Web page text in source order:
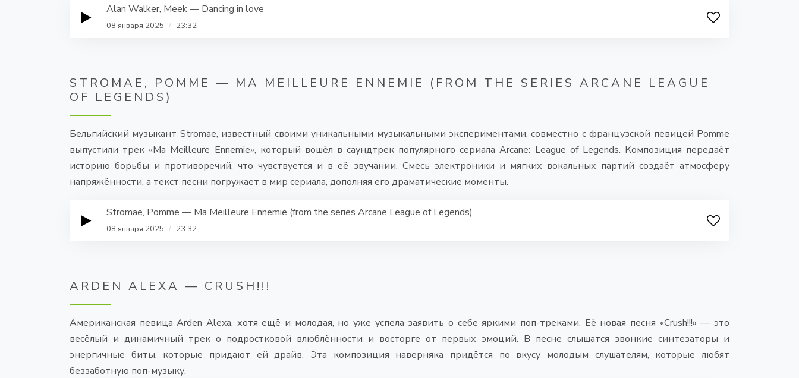
Alan Walker, Meek — Dancing in love
08 января 2025 / 23:32
STROMAE, POMME — MA MEILLEURE ENNEMIE (FROM THE SERIES ARCANE LEAGUE
OF LEGENDS)
Бельгийский музыкант Stromae, известный своими уникальными музыкальными экспериментами, совместно с французской певицей Pomme
выпустили трек «Ma Meilleure Ennemie», который вошёл в саундтрек популярного сериала Arcane: League of Legends. Композиция передаёт
историю борьбы и противоречий, что чувствуется и в её звучании. Смесь электроники и мягких вокальных партий создаёт атмосферу
напряжённости, а текст песни погружает в мир сериала, дополняя его драматические моменты.
Stromae, Pomme — Ma Meilleure Ennemie (from the series Arcane League of Legends)
08 января 2025 / 23:32
ARDEN ALEXA — CRUSH!!!
Американская певица Arden Alexa, хотя ещё и молодая, но уже успела заявить о себе яркими поп-треками. Её новая песня «Crush!!!» — это
весёлый и динамичный трек о подростковой влюблённости и восторге от первых эмоций. В песне слышатся звонкие синтезаторы и
энергичные биты, которые придают ей драйв. Эта композиция наверняка придётся по вкусу молодым слушателям, которые любят
беззаботную поп-музыку.